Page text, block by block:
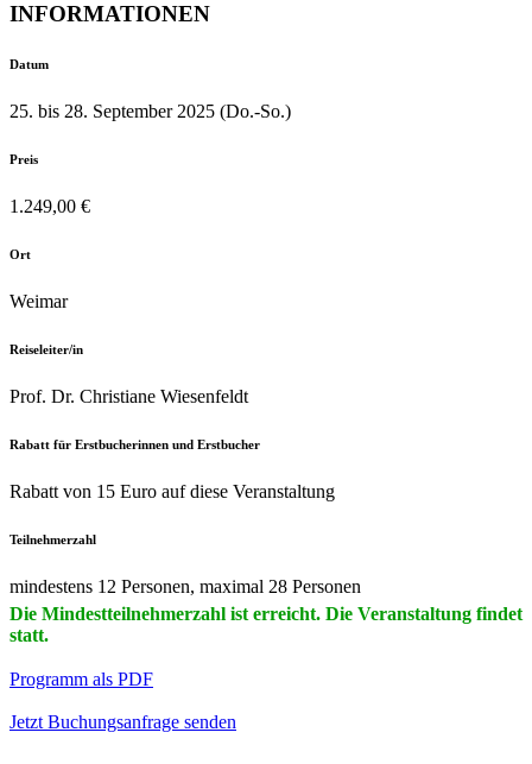
INFORMATIONEN
Datum
25. bis 28. September 2025 (Do.-So.)
Preis
1.249,00 €
Ort
Weimar
Reiseleiter/in
Prof. Dr. Christiane Wiesenfeldt
Rabatt für Erstbucherinnen und Erstbucher
Rabatt von 15 Euro auf diese Veranstaltung
Teilnehmerzahl
mindestens 12 Personen, maximal 28 Personen
Die Mindestteilnehmerzahl ist erreicht. Die Veranstaltung findet
statt.
Programm als PDF
Jetzt Buchungsanfrage senden